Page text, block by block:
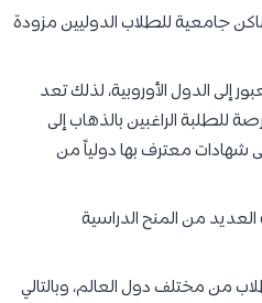
جامعية للطلاب الدوليين مزودة
إلى الدول الأوروبية، لذلك تعد
للطلبة الراغبين بالذهاب إلى
شهادات معترف بها دولياً من
من المنح الدراسية
من مختلف دول العالم، وبالتالي